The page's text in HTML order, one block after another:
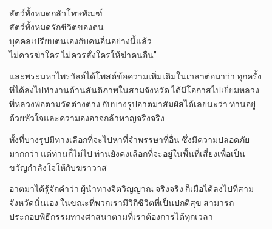
สัตว์ทั้งหมดกลัวโทษทัณฑ์
สัตว์ทั้งหมดรักชีวิตของตน
บุคคลเปรียบตนเองกับคนอื่นอย่างนี้แล้ว
ไม่ควรฆ่าใคร ไม่ควรสั่งใครให้ฆ่าคนอื่น”
และพระมหาไพรวัลย์ได้โพสต์ข้อความเพิ่มเติมในเวลาต่อมาว่า ทุกครั้ง
ที่ได้ลงไปทำงานด้านสันติภาพในสามจังหวัด ได้มีโอกาสไปเยี่ยมหลวง
พี่หลวงพ่อตามวัดต่างต่าง กับบางรูปอาตมาสัมผัสได้เลยนะว่า ท่านอยู่
ด้วยหัวใจและความองอาจกล้าหาญจริงจริง
ทั้งที่บางรูปมีทางเลือกที่จะไปหาที่จำพรรษาที่อื่น ซึ่งมีความปลอดภัย
มากกว่า แต่ท่านก็ไม่ไป ท่านยังคงเลือกที่จะอยู่ในพื้นที่เสี่ยงเพื่อเป็น
ขวัญกำลังใจให้กับฆราวาส
อาตมาได้รู้จักคำว่า ผู้นำทางจิตวิญญาณ จริงจริง ก็เมื่อได้ลงไปที่สาม
จังหวัดนั่นเอง ในขณะที่พวกเรามีวิถีชีวิตที่เป็นปกติสุข สามารถ
ประกอบพิธีกรรมทางศาสนาตามที่เราต้องการได้ทุกเวลา